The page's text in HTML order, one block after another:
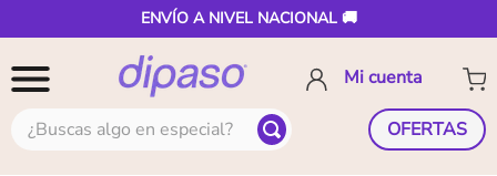
ENVÍO A NIVEL NACIONAL 🚚
¿Buscas algo en especial? OFERTAS